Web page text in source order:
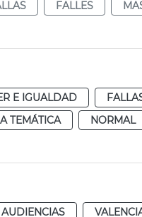
FALLES
E IGUALDAD
TEMÁTICA NORMAL